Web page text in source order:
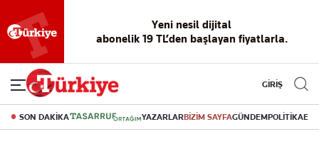
Yeni nesil dijital
abonelik 19 TL’den başlayan fiyatlarla.
GİRİŞ
SON DAKİKA YAZARLARBİZİM SAYFAGÜNDEMPOLİTİKA